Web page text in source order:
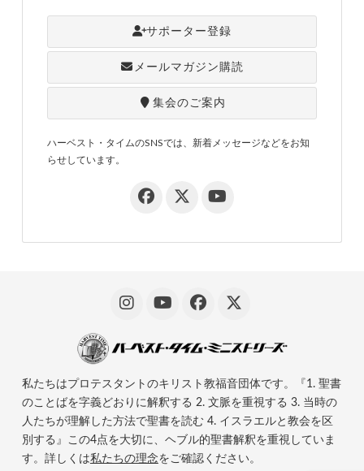
サポーター登録
メールマガジン購読
集会のご案内
ハーベスト・タイムのSNSでは、新着メッセージなどをお知
らせしています。
私たちはプロテスタントのキリスト教福音団体です。『1. 聖書
のことばを字義どおりに解釈する 2. 文脈を重視する 3. 当時の
人たちが理解した方法で聖書を読む 4. イスラエルと教会を区
別する』この4点を大切に、ヘブル的聖書解釈を重視していま
す。詳しくは私たちの理念をご確認ください。